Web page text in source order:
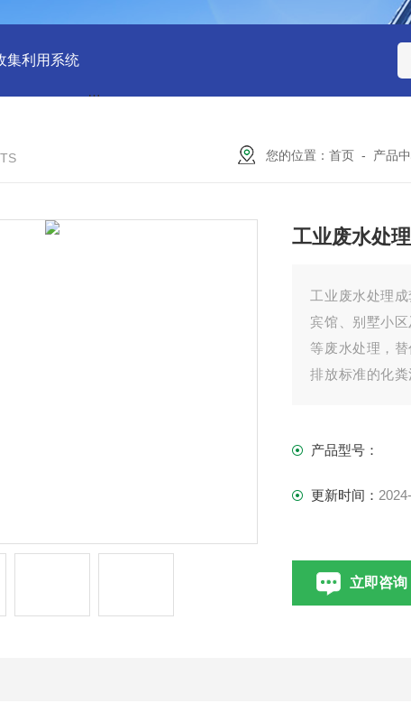
集利用系统
您的位置： 首页 - 产品
工业废水处
工业废水处理
宾馆、别墅小
等废水处理，
排放标准的化
产品型号：
更新时间：
立即咨询